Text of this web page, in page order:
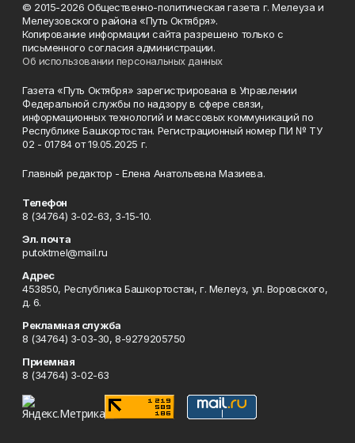
© 2015-2026 Общественно-политическая газета г. Мелеуза и
Мелеузовского района «Путь Октября».
Копирование информации сайта разрешено только с
письменного согласия администрации.
Об использовании персональных данных
Газета «Путь Октября» зарегистрирована в Управлении
Федеральной службы по надзору в сфере связи,
информационных технологий и массовых коммуникаций по
Республике Башкортостан. Регистрационный номер ПИ № ТУ
02 - 01784 от 19.05.2025 г.
Главный редактор - Елена Анатольевна Мазиева.
Телефон
8 (34764) 3-02-63, 3-15-10.
Эл. почта
putoktmel@mail.ru
Адрес
453850, Республика Башкортостан, г. Мелеуз, ул. Воровского,
д. 6.
Рекламная служба
8 (34764) 3-03-30, 8-9279205750
Приемная
8 (34764) 3-02-63